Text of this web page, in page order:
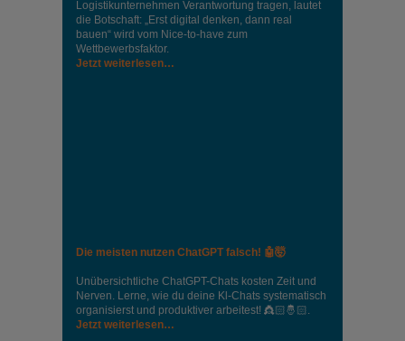
Logistikunternehmen Verantwortung tragen, lautet
die Botschaft: „Erst digital denken, dann real
bauen“ wird vom Nice‑to‑have zum
Wettbewerbsfaktor.
Jetzt weiterlesen…
Die meisten nutzen ChatGPT falsch! 🤖🤯
Unübersichtliche ChatGPT-Chats kosten Zeit und
Nerven. Lerne, wie du deine Kl-Chats systematisch
organisierst und produktiver arbeitest! 👸🏻🤴🏻.
Jetzt weiterlesen…